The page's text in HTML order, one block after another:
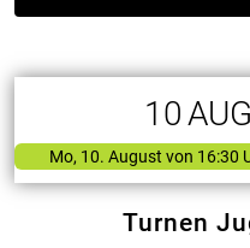
10 AUG
Mo, 10. August von 16:30
Turnen